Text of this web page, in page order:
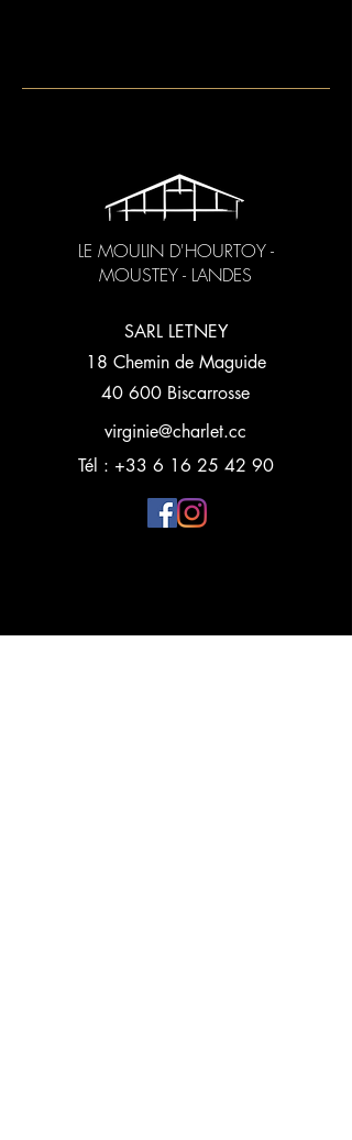
LE MOULIN D'HOURTOY -
MOUSTEY - LANDES
SARL LETNEY
18 Chemin de Maguide
40 600 Biscarrosse
virginie@charlet.cc
Tél : +33 6 16 25 42 90